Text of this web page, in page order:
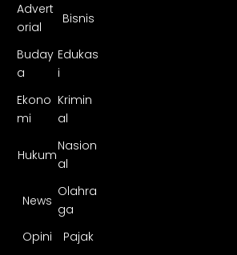
Advert
orial
Bisnis
Buday
a
Edukas
i
Ekono
mi
Krimin
al
Hukum
Nasion
al
News
Olahra
ga
Opini
Pajak